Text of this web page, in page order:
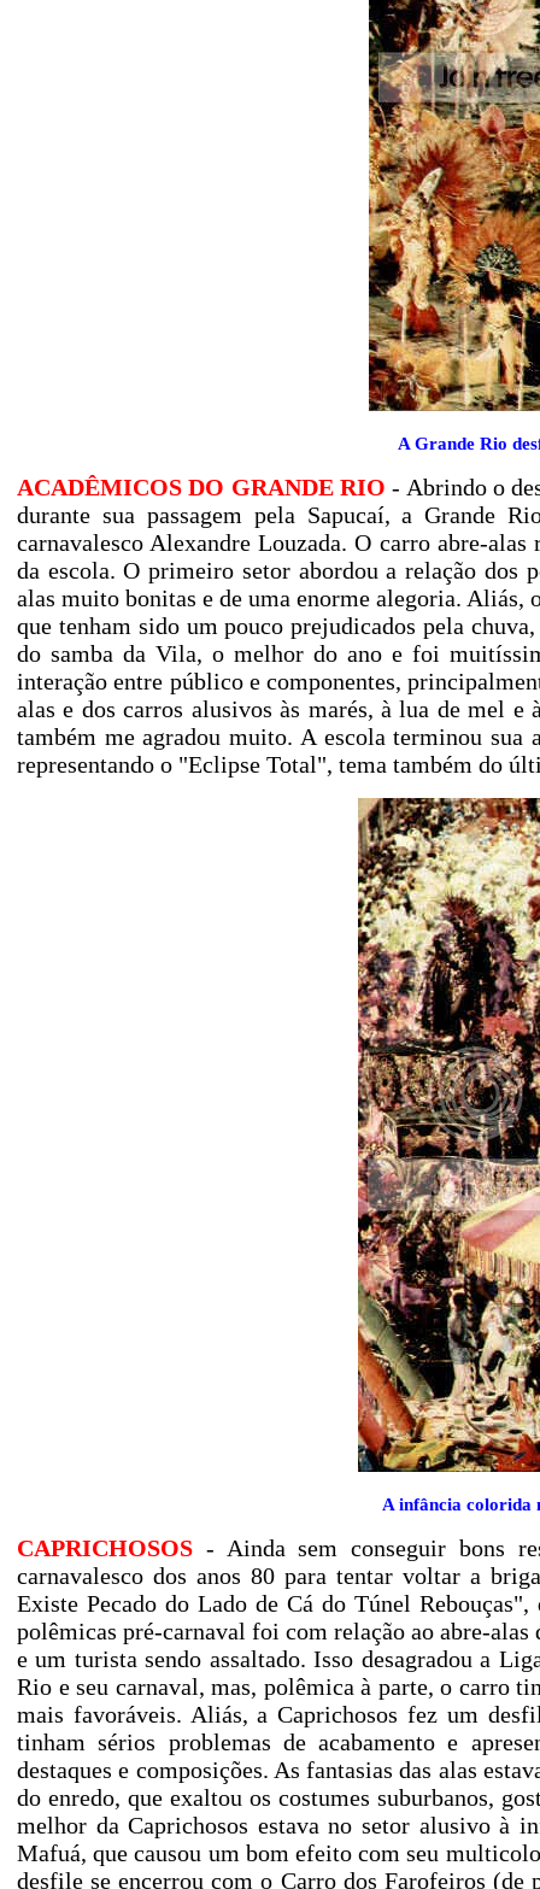
A Grande Rio
ACADÊMICOS DO GRANDE RIO - Abrindo o
durante sua passagem pela Sapucaí, a Grande
carnavalesco Alexandre Louzada. O carro abre-
da escola. O primeiro setor abordou a relação dos
alas muito bonitas e de uma enorme alegoria. Aliás,
que tenham sido um pouco prejudicados pela
do samba da Vila, o melhor do ano e foi
interação entre público e componentes,
alas e dos carros alusivos às marés, à lua de mel
também me agradou muito. A escola terminou sua
representando o "Eclipse Total", tema também do
A infância colorida
CAPRICHOSOS - Ainda sem conseguir bons
carnavalesco dos anos 80 para tentar voltar a
Existe Pecado do Lado de Cá do Túnel
polêmicas pré-carnaval foi com relação ao abre-
e um turista sendo assaltado. Isso desagradou a
Rio e seu carnaval, mas, polêmica à parte, o carro
mais favoráveis. Aliás, a Caprichosos fez um
tinham sérios problemas de acabamento e
destaques e composições. As fantasias das alas
do enredo, que exaltou os costumes suburbanos,
melhor da Caprichosos estava no setor alusivo à
Mafuá, que causou um bom efeito com seu
desfile se encerrou com o Carro dos Farofeiros (de